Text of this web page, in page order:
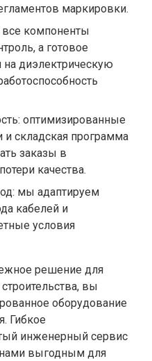
маркировки.
все компоненты
а готовое
на диэлектрическую
оптимизированные
и складская программа
заказы в
качества.
мы адаптируем
кабелей и
условия
решение для
вы
оборудование
Гибкое
инженерный сервис
нами выгодным для